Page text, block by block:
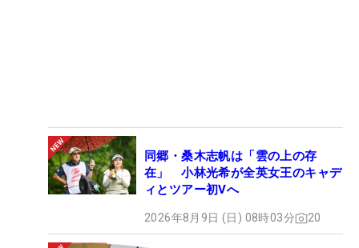
同郷・桑木志帆は「雲の上の存
在」 小林光希が全英女王のキャデ
ィとツアー初Vへ
2026年8月9日 (日) 08時03分 20